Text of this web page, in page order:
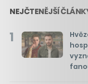
NEJČTENĚJŠÍ
1